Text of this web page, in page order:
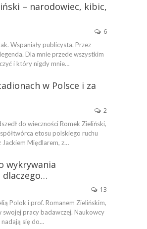
– narodowiec, kibic,
6
Wspaniały publicysta. Przez
Dla mnie przede wszystkim
i który nigdy mnie…
w Polsce i za
2
do wieczności Romek Zieliński,
etosu polskiego ruchu
Jackiem Międlarem, z…
wykrywania
dlaczego…
13
Polok i prof. Romanem Zielińskim,
pracy badawczej. Naukowcy
się do…